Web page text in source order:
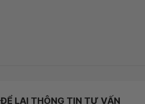
ĐỂ LẠI THÔNG TIN TƯ VẤN